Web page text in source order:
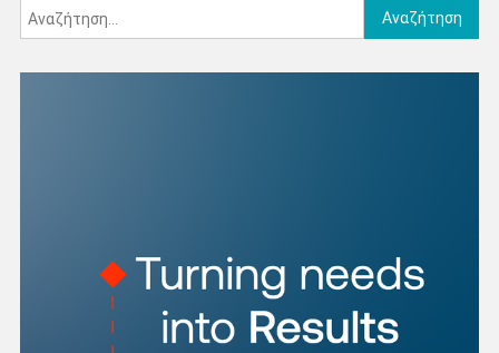
Αναζήτηση
για: